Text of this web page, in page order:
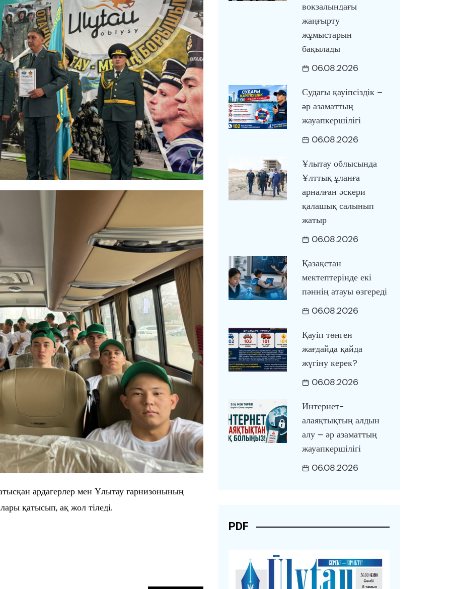
ардагерлер мен Ұлытау гарнизонының
қатысып, ақ жол тіледі.
вокзалындағы
жаңғырту
жұмыстарын
бақылады
06.08.2026
Судағы қауіпсіздік –
әр азаматтың
жауапкершілігі
06.08.2026
Ұлытау облысында
Ұлттық ұланға
арналған әскери
қалашық салынып
жатыр
06.08.2026
Қазақстан
мектептерінде екі
пәннің атауы өзгереді
06.08.2026
Қауіп төнген
жағдайда қайда
жүгіну керек?
06.08.2026
Интернет-
алаяқтықтың алдын
алу – әр азаматтың
жауапкершілігі
06.08.2026
PDF